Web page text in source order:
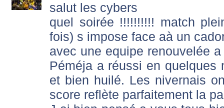
salut les cybers
quel soirée !!!!!!!!!! match
fois) s impose face aà un
avec une equipe renouvelée
Péméja a réussi en
et bien huilé. Les nivernais
score reflète parfaitement la